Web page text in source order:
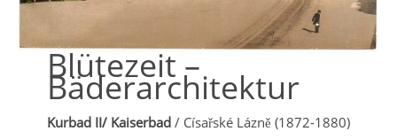
Blütezeit –
Bäderarchitektur
Kurbad II/ Kaiserbad/ Císařské Lázně (1872-1880)